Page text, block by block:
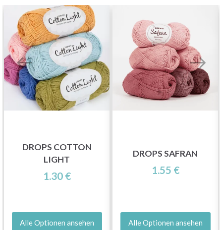
DROPS COTTON
LIGHT
1.30 €
Alle Optionen ansehen
DROPS SAFRAN
1.55 €
Alle Optionen ansehen